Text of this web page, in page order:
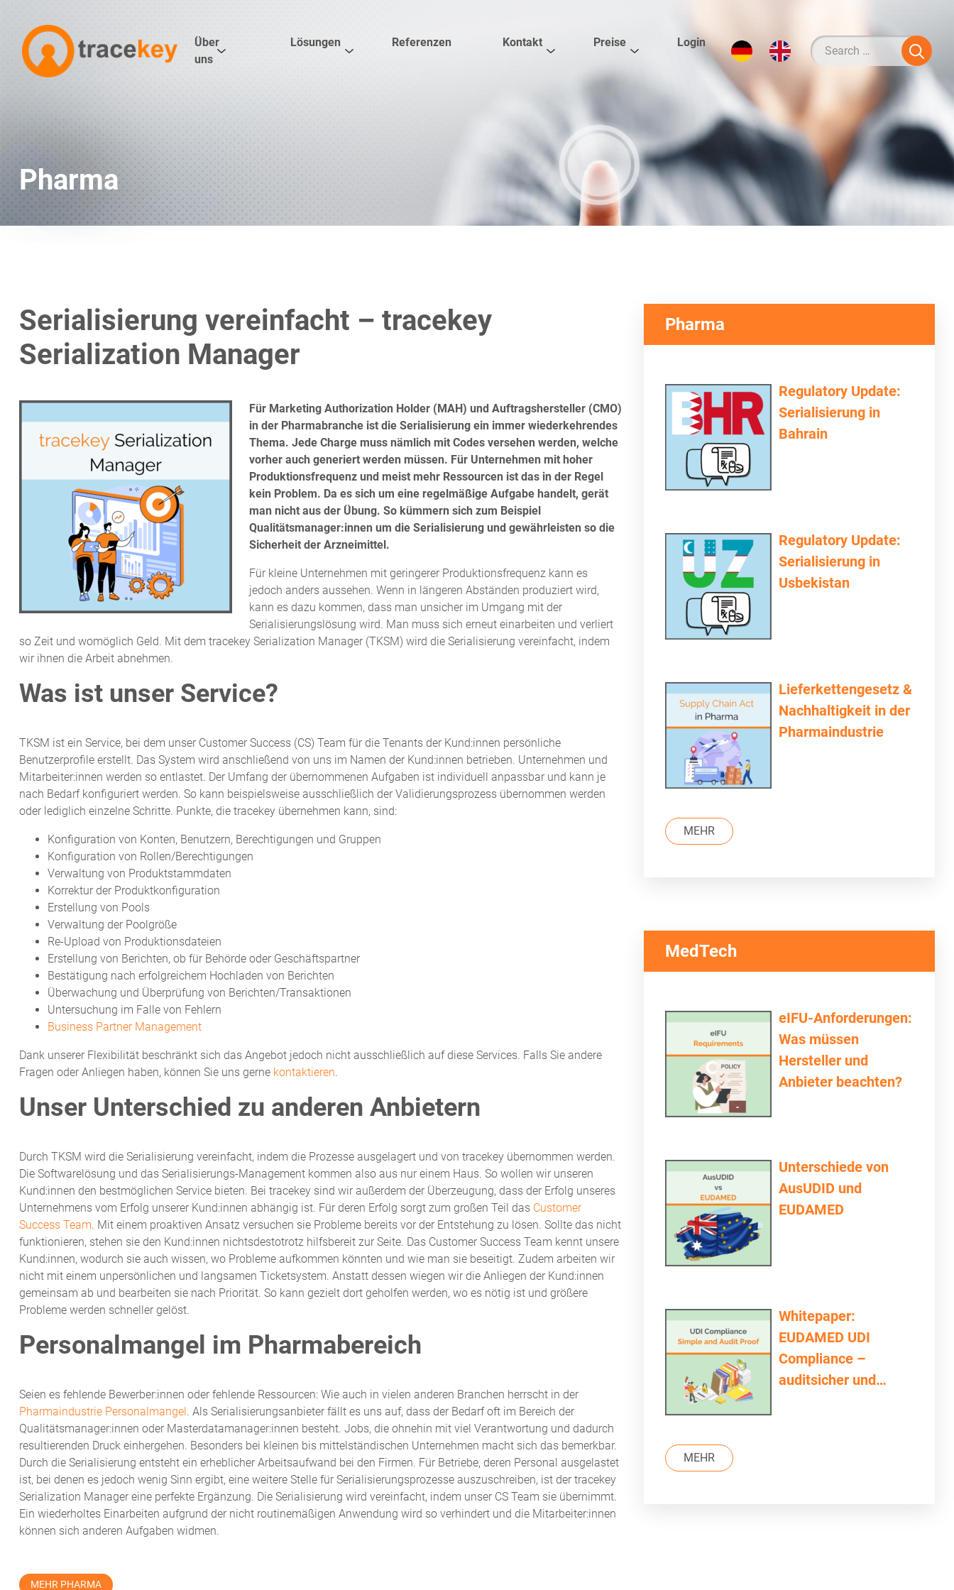
Über
uns
Lösungen Referenzen Kontakt Preise Login
Pharma
Serialisierung vereinfacht – tracekey
Serialization Manager
Für Marketing Authorization Holder (MAH) und Auftragshersteller (CMO)
in der Pharmabranche ist die Serialisierung ein immer wiederkehrendes
Thema. Jede Charge muss nämlich mit Codes versehen werden, welche
vorher auch generiert werden müssen. Für Unternehmen mit hoher
Produktionsfrequenz und meist mehr Ressourcen ist das in der Regel
kein Problem. Da es sich um eine regelmäßige Aufgabe handelt, gerät
man nicht aus der Übung. So kümmern sich zum Beispiel
Qualitätsmanager:innen um die Serialisierung und gewährleisten so die
Sicherheit der Arzneimittel.
Für kleine Unternehmen mit geringerer Produktionsfrequenz kann es
jedoch anders aussehen. Wenn in längeren Abständen produziert wird,
kann es dazu kommen, dass man unsicher im Umgang mit der
Serialisierungslösung wird. Man muss sich erneut einarbeiten und verliert
so Zeit und womöglich Geld. Mit dem tracekey Serialization Manager (TKSM) wird die Serialisierung vereinfacht, indem
wir ihnen die Arbeit abnehmen.
Was ist unser Service?
TKSM ist ein Service, bei dem unser Customer Success (CS) Team für die Tenants der Kund:innen persönliche
Benutzerprofile erstellt. Das System wird anschließend von uns im Namen der Kund:innen betrieben. Unternehmen und
Mitarbeiter:innen werden so entlastet. Der Umfang der übernommenen Aufgaben ist individuell anpassbar und kann je
nach Bedarf konfiguriert werden. So kann beispielsweise ausschließlich der Validierungsprozess übernommen werden
oder lediglich einzelne Schritte. Punkte, die tracekey übernehmen kann, sind:
Konfiguration von Konten, Benutzern, Berechtigungen und Gruppen
Konfiguration von Rollen/Berechtigungen
Verwaltung von Produktstammdaten
Korrektur der Produktkonfiguration
Erstellung von Pools
Verwaltung der Poolgröße
Re-Upload von Produktionsdateien
Erstellung von Berichten, ob für Behörde oder Geschäftspartner
Bestätigung nach erfolgreichem Hochladen von Berichten
Überwachung und Überprüfung von Berichten/Transaktionen
Untersuchung im Falle von Fehlern
Business Partner Management
Dank unserer Flexibilität beschränkt sich das Angebot jedoch nicht ausschließlich auf diese Services. Falls Sie andere
Fragen oder Anliegen haben, können Sie uns gerne kontaktieren.
Unser Unterschied zu anderen Anbietern
Durch TKSM wird die Serialisierung vereinfacht, indem die Prozesse ausgelagert und von tracekey übernommen werden.
Die Softwarelösung und das Serialisierungs-Management kommen also aus nur einem Haus. So wollen wir unseren
Kund:innen den bestmöglichen Service bieten. Bei tracekey sind wir außerdem der Überzeugung, dass der Erfolg unseres
Unternehmens vom Erfolg unserer Kund:innen abhängig ist. Für deren Erfolg sorgt zum großen Teil das Customer
Success Team. Mit einem proaktiven Ansatz versuchen sie Probleme bereits vor der Entstehung zu lösen. Sollte das nicht
funktionieren, stehen sie den Kund:innen nichtsdestotrotz hilfsbereit zur Seite. Das Customer Success Team kennt unsere
Kund:innen, wodurch sie auch wissen, wo Probleme aufkommen könnten und wie man sie beseitigt. Zudem arbeiten wir
nicht mit einem unpersönlichen und langsamen Ticketsystem. Anstatt dessen wiegen wir die Anliegen der Kund:innen
gemeinsam ab und bearbeiten sie nach Priorität. So kann gezielt dort geholfen werden, wo es nötig ist und größere
Probleme werden schneller gelöst.
Personalmangel im Pharmabereich
Seien es fehlende Bewerber:innen oder fehlende Ressourcen: Wie auch in vielen anderen Branchen herrscht in der
Pharmaindustrie Personalmangel. Als Serialisierungsanbieter fällt es uns auf, dass der Bedarf oft im Bereich der
Qualitätsmanager:innen oder Masterdatamanager:innen besteht. Jobs, die ohnehin mit viel Verantwortung und dadurch
resultierenden Druck einhergehen. Besonders bei kleinen bis mittelständischen Unternehmen macht sich das bemerkbar.
Durch die Serialisierung entsteht ein erheblicher Arbeitsaufwand bei den Firmen. Für Betriebe, deren Personal ausgelastet
ist, bei denen es jedoch wenig Sinn ergibt, eine weitere Stelle für Serialisierungsprozesse auszuschreiben, ist der tracekey
Serialization Manager eine perfekte Ergänzung. Die Serialisierung wird vereinfacht, indem unser CS Team sie übernimmt.
Ein wiederholtes Einarbeiten aufgrund der nicht routinemäßigen Anwendung wird so verhindert und die Mitarbeiter:innen
können sich anderen Aufgaben widmen.
MEHR PHARMA
Pharma
Regulatory Update:
Serialisierung in
Bahrain
Regulatory Update:
Serialisierung in
Usbekistan
Lieferkettengesetz &
Nachhaltigkeit in der
Pharmaindustrie
MEHR
MedTech
eIFU-Anforderungen:
Was müssen
Hersteller und
Anbieter beachten?
Unterschiede von
AusUDID und
EUDAMED
Whitepaper:
EUDAMED UDI
Compliance –
auditsicher und
MEHR